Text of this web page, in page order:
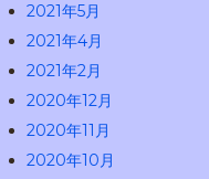
2021年5月
2021年4月
2021年2月
2020年12月
2020年11月
2020年10月